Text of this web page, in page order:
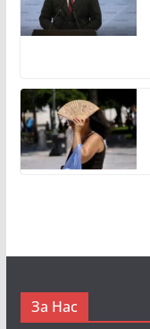
За Нас